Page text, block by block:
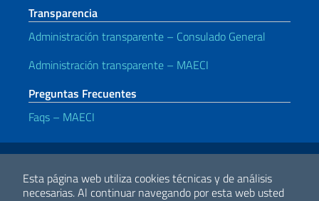
Esta página web utiliza cookies técnicas y de análisis
necesarias.Al continuar navegando por esta web usted
Transparencia
Administración transparente – Consulado General
Administración transparente – MAECI
Preguntas Frecuentes
Faqs – MAECI
Enlaces útiles